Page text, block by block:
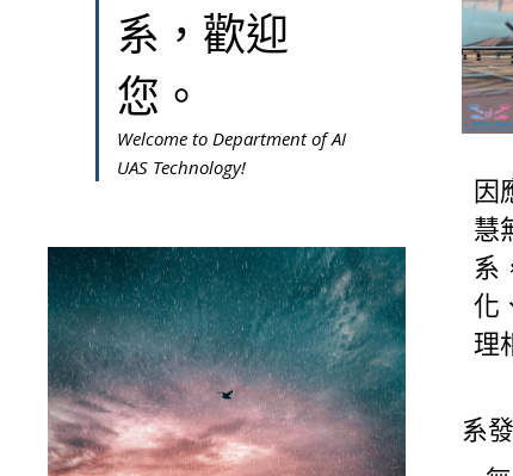
系，歡迎
您。
Welcome to Department of AI
UAS Technology!
因
慧
系
化
理
系